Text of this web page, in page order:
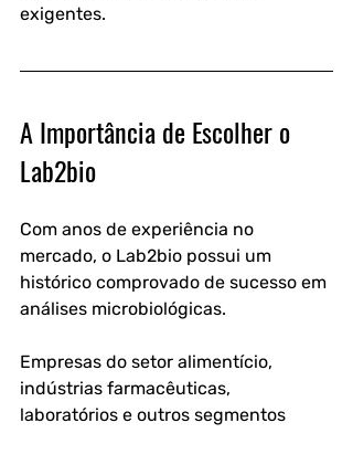
exigentes.
A Importância de Escolher o
Lab2bio
Com anos de experiência no
mercado, o Lab2bio possui um
histórico comprovado de sucesso em
análises microbiológicas.
Empresas do setor alimentício,
indústrias farmacêuticas,
laboratórios e outros segmentos